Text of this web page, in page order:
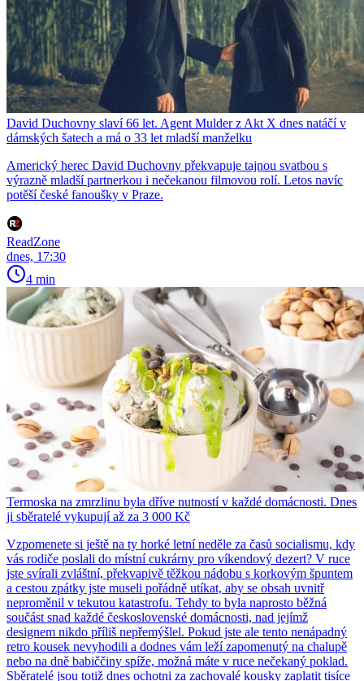
David Duchovny slaví 66 let. Agent Mulder z Akt X dnes natáčí v
dámských šatech a má o 33 let mladší manželku
Americký herec David Duchovny překvapuje tajnou svatbou s
výrazně mladší partnerkou i nečekanou filmovou rolí. Letos navíc
potěší české fanoušky v Praze.
ReadZone
dnes, 17:30
4 min
Termoska na zmrzlinu byla dříve nutností v každé domácnosti. Dnes
ji sběratelé vykupují až za 3 000 Kč
Vzpomenete si ještě na ty horké letní neděle za časů socialismu, kdy
vás rodiče poslali do místní cukrárny pro víkendový dezert? V ruce
jste svírali zvláštní, překvapivě těžkou nádobu s korkovým špuntem
a cestou zpátky jste museli pořádně utíkat, aby se obsah uvnitř
neproměnil v tekutou katastrofu. Tehdy to byla naprosto běžná
součást snad každé československé domácnosti, nad jejímž
designem nikdo příliš nepřemýšlel. Pokud jste ale tento nenápadný
retro kousek nevyhodili a dodnes vám leží zapomenutý na chalupě
nebo na dně babiččiny spíže, možná máte v ruce nečekaný poklad.
Sběratelé jsou totiž dnes ochotni za zachovalé kousky zaplatit tisíce